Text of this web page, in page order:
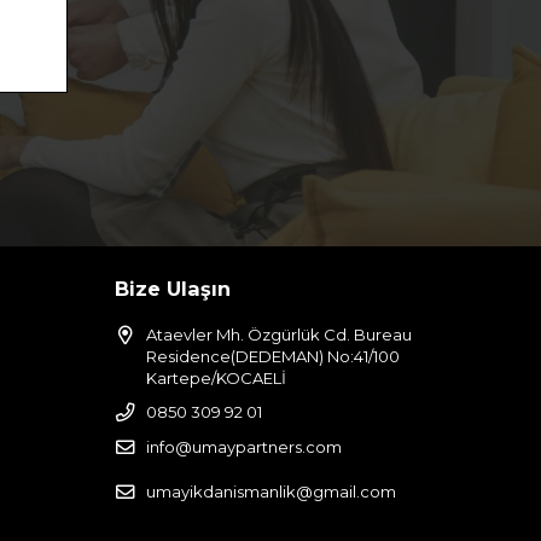
Bize Ulaşın
Ataevler Mh. Özgürlük Cd. Bureau
Residence(DEDEMAN) No:41/100
Kartepe/KOCAELİ
0850 309 92 01
info@umaypartners.com
umayikdanismanlik@gmail.com